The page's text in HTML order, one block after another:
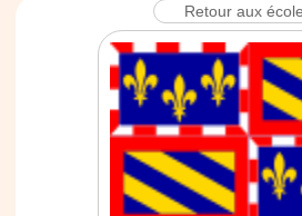
Retour aux